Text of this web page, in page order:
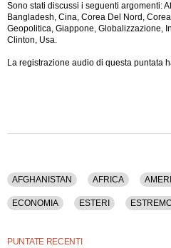
Sono stati discussi i seguenti argomenti:
Bangladesh, Cina, Corea Del Nord,
Geopolitica, Giappone, Globalizzazione,
Clinton, Usa.
La registrazione audio di questa puntata
AFGHANISTAN AFRICA
ECONOMIA ESTERI
PUNTATE RECENTI